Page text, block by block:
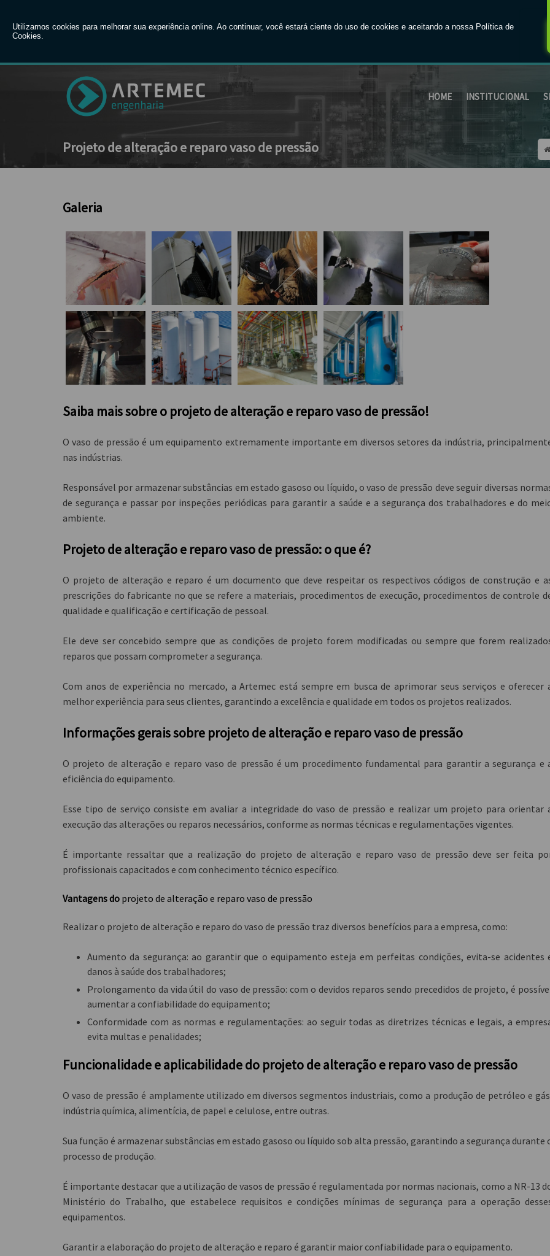
Entre em contato com um de nossos especialistas! Faça seu orçamento agora
HOME INSTITUCIONAL
Projeto de alteração e reparo vaso de pressão
Galeria
Saiba mais sobre o projeto de alteração e reparo vaso de pressão!
O vaso de pressão é um equipamento extremamente importante em diversos setores da indústria,
nas indústrias.
Responsável por armazenar substâncias em estado gasoso ou líquido, o vaso de pressão deve seguir diversas
de segurança e passar por inspeções periódicas para garantir a saúde e a segurança dos trabalhadores e do
ambiente.
projeto de alteração e reparo vaso de pressão: o que é?
O projeto de alteração e reparo é um documento que deve respeitar os respectivos códigos de construção e
prescrições do fabricante no que se refere a materiais, procedimentos de execução, procedimentos de controle
qualidade e qualificação e certificação de pessoal.
Ele deve ser concebido sempre que as condições de projeto forem modificadas ou sempre que forem
reparos que possam comprometer a segurança.
Com anos de experiência no mercado, a Artemec está sempre em busca de aprimorar seus serviços e oferecer
melhor experiência para seus clientes, garantindo a excelência e qualidade em todos os projetos realizados.
Informações gerais sobre projeto de alteração e reparo vaso de pressão
O projeto de alteração e reparo vaso de pressão é um procedimento fundamental para garantir a segurança e
eficiência do equipamento.
Esse tipo de serviço consiste em avaliar a integridade do vaso de pressão e realizar um projeto para orientar
execução das alterações ou reparos necessários, conforme as normas técnicas e regulamentações vigentes.
É importante ressaltar que a realização do projeto de alteração e reparo vaso de pressão deve ser feita
profissionais capacitados e com conhecimento técnico específico.
Vantagens do projeto de alteração e reparo vaso de pressão
Realizar o projeto de alteração e reparo do vaso de pressão traz diversos benefícios para a empresa, como:
Aumento da segurança: ao garantir que o equipamento esteja em perfeitas condições, evita-se acidentes
danos à saúde dos trabalhadores;
Prolongamento da vida útil do vaso de pressão: com o devidos reparos sendo precedidos de projeto, é
aumentar a confiabilidade do equipamento;
Conformidade com as normas e regulamentações: ao seguir todas as diretrizes técnicas e legais, a
evita multas e penalidades;
Funcionalidade e aplicabilidade do projeto de alteração e reparo vaso de pressão
O vaso de pressão é amplamente utilizado em diversos segmentos industriais, como a produção de petróleo e
indústria química, alimentícia, de papel e celulose, entre outras.
Sua função é armazenar substâncias em estado gasoso ou líquido sob alta pressão, garantindo a segurança durante
processo de produção.
É importante destacar que a utilização de vasos de pressão é regulamentada por normas nacionais, como a NR-13
Ministério do Trabalho, que estabelece requisitos e condições mínimas de segurança para a operação
equipamentos.
Garantir a elaboração do projeto de alteração e reparo é garantir maior confiabilidade para o equipamento.